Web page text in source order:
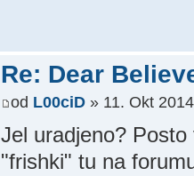
Re: Dear
od L00ciD» 11. Okt
Jel uradjeno?
"frishki" tu na